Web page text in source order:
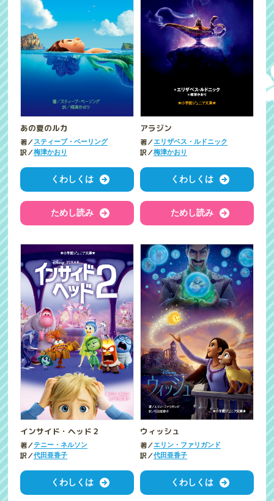
あの夏のルカ
著／スティーブ・ベーリング
訳／梅津かおり
くわしくは
ためし読み
アラジン
著／エリザベス・ルドニック
訳／梅津かおり
くわしくは
ためし読み
インサイド・ヘッド２
著／テニー・ネルソン
訳／代田亜香子
くわしくは
ウィッシュ
著／エリン・ファリガンド
訳／代田亜香子
くわしくは